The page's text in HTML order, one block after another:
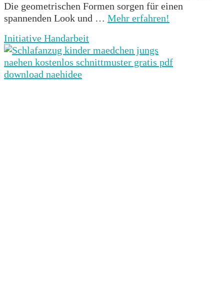
Die geometrischen Formen sorgen für einen
spannenden Look und … Mehr erfahren!
Initiative Handarbeit